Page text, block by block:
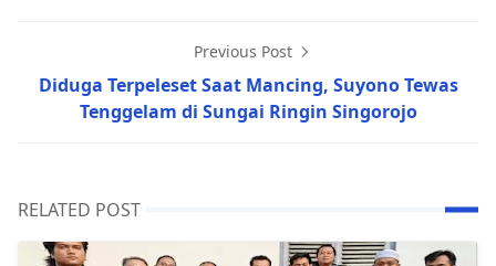
Previous Post
Diduga Terpeleset Saat Mancing, Suyono Tewas
Tenggelam di Sungai Ringin Singorojo
RELATED POST